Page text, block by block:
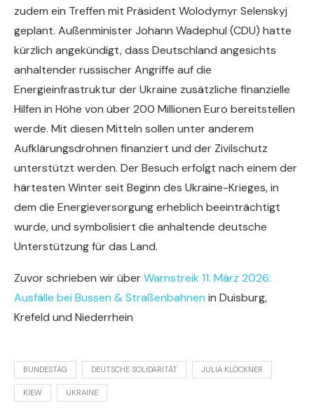
zudem ein Treffen mit Präsident Wolodymyr Selenskyj
geplant. Außenminister Johann Wadephul (CDU) hatte
kürzlich angekündigt, dass Deutschland angesichts
anhaltender russischer Angriffe auf die
Energieinfrastruktur der Ukraine zusätzliche finanzielle
Hilfen in Höhe von über 200 Millionen Euro bereitstellen
werde. Mit diesen Mitteln sollen unter anderem
Aufklärungsdrohnen finanziert und der Zivilschutz
unterstützt werden. Der Besuch erfolgt nach einem der
härtesten Winter seit Beginn des Ukraine-Krieges, in
dem die Energieversorgung erheblich beeinträchtigt
wurde, und symbolisiert die anhaltende deutsche
Unterstützung für das Land.
Zuvor schrieben wir überWarnstreik 11. März 2026:
Ausfälle bei Bussen & Straßenbahnen in Duisburg,
Krefeld und Niederrhein
BUNDESTAG DEUTSCHE SOLIDARITÄT JULIA KLÖCKNER
KIEW UKRAINE